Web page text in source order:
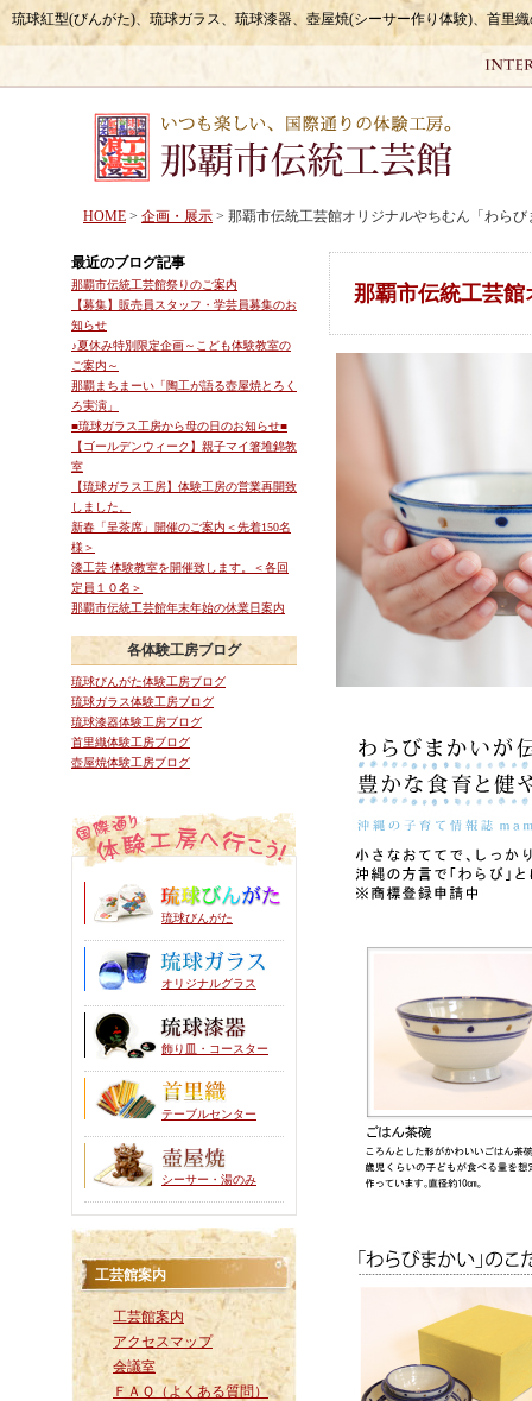
琉球紅型(びんがた)、琉球ガラス、琉球漆器、壺屋焼(シーサー作り体験)、首里
HOME > 企画・展示 > 那覇市伝統工芸館オリジナルやちむん「わらび
那覇市伝統工芸
最近のブログ記事
那覇市伝統工芸館祭りのご案内
【募集】販売員スタッフ・学芸員募集のお
知らせ
♪夏休み特別限定企画～こども体験教室の
ご案内～
那覇まちまーい「陶工が語る壺屋焼とろく
ろ実演」
■琉球ガラス工房から母の日のお知らせ■
【ゴールデンウィーク】親子マイ箸堆錦教
室
【琉球ガラス工房】体験工房の営業再開致
しました。
新春「呈茶席」開催のご案内＜先着150名
様＞
漆工芸 体験教室を開催致します。＜各回
定員１０名＞
那覇市伝統工芸館年末年始の休業日案内
各体験工房ブログ
琉球びんがた体験工房ブログ
琉球ガラス体験工房ブログ
琉球漆器体験工房ブログ
首里織体験工房ブログ
壺屋焼体験工房ブログ
琉球びんがた
オリジナルグラス
飾り皿・コースター
テーブルセンター
シーサー・湯のみ
工芸館案内
工芸館案内
アクセスマップ
会議室
ＦＡＱ（よくある質問）